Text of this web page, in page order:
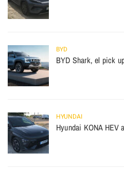
BYD
BYD Shark, el pick
HYUNDAI
Hyundai KONA HEV